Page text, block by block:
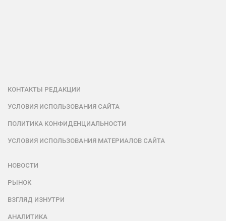
КОНТАКТЫ РЕДАКЦИИ
УСЛОВИЯ ИСПОЛЬЗОВАНИЯ САЙТА
ПОЛИТИКА КОНФИДЕНЦИАЛЬНОСТИ
УСЛОВИЯ ИСПОЛЬЗОВАНИЯ МАТЕРИАЛОВ САЙТА
НОВОСТИ
РЫНОК
ВЗГЛЯД ИЗНУТРИ
АНАЛИТИКА